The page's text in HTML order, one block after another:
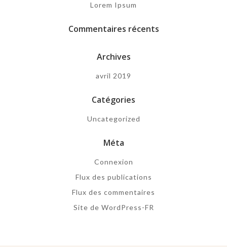
Lorem Ipsum
Commentaires récents
Archives
avril 2019
Catégories
Uncategorized
Méta
Connexion
Flux des publications
Flux des commentaires
Site de WordPress-FR